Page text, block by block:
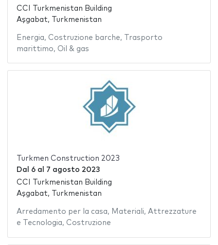
CCI Turkmenistan Building
Aşgabat, Turkmenistan
Energia, Costruzione barche,
Trasporto
marittimo, Oil & gas
Turkmen Construction 2023
Dal 6al 7 agosto 2023
CCI Turkmenistan Building
Aşgabat, Turkmenistan
Arredamento per la casa, Materiali, Attrezzature
e Tecnologia, Costruzione